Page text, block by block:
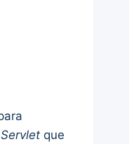
Servlet que